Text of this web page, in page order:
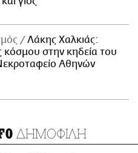
Λάκης Χαλκιάς:
κόσμου στην κηδεία του
Αθηνών
ΔΗΜΟΦΙΛΗ